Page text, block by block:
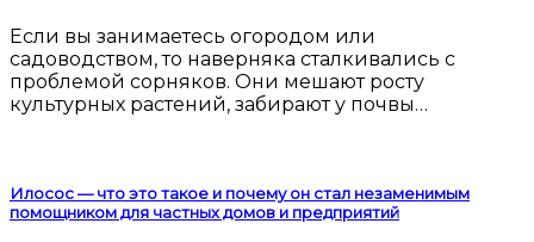
Если вы занимаетесь огородом или
садоводством, то наверняка сталкивались с
проблемой сорняков. Они мешают росту
культурных растений, забирают у почвы…
Илосос — что это такое и почему он стал незаменимым
помощником для частных домов и предприятий